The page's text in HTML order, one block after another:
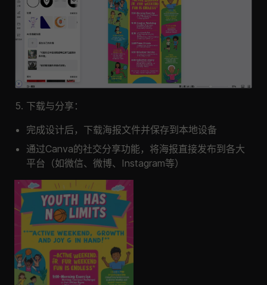
下载与分享：
完成设计后，下载海报文件并保存到本地设备
通过Canva的社交分享功能，将海报直接发布到各大
平台（如微信、微博、Instagram等）